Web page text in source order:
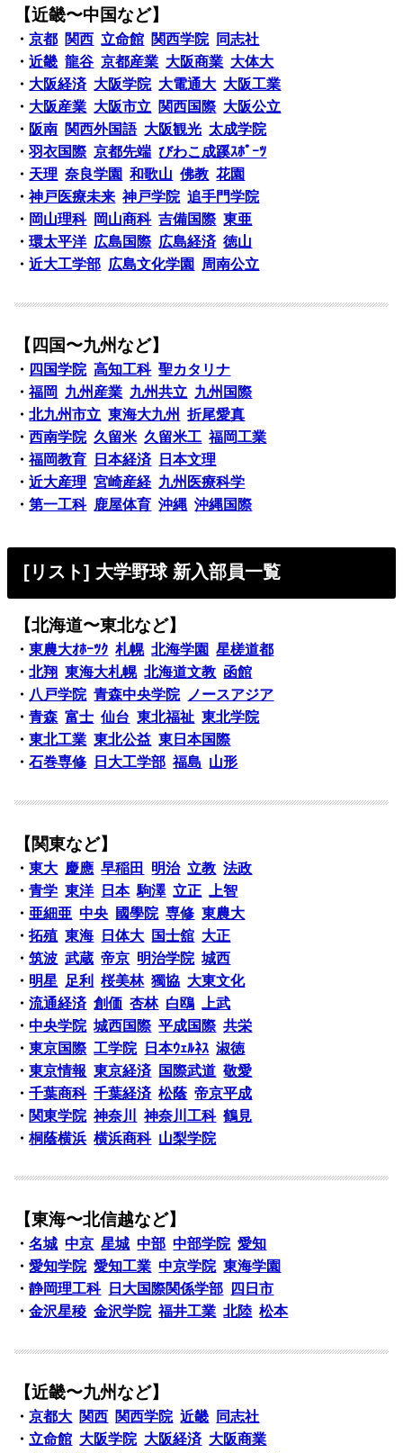
【近畿〜中国など】
・京都 関西 立命館 関西学院
同志社
・近畿 龍谷 京都産業 大阪商業 大体大
・ 大阪経済 大阪学院 大電通大 大阪工業
・ 大阪産業 大阪市立 関西国際 大阪公立
・ 阪南 関西外国語 大阪観光 太成学院
・羽衣国際 京都先端 びわこ成蹊ｽﾎﾟｰﾂ
・ 天理 奈良学園 和歌山 佛教 花園
・神戸医療未来 神戸学院 追手門学院
・ 岡山理科 岡山商科 吉備国際 東亜
・環太平洋 広島国際 広島経済 徳山
・近大工学部 広島文化学園 周南公立
【四国〜九州など】
・ 四国学院 高知工科 聖カタリナ
・福岡 九州産業 九州共立 九州国際
・北九州市立 東海大九州
折尾愛真
・西南学院 久留米 久留米工 福岡工業
・福岡教育 日本経済
日本文理
・近大産理 宮崎産経 九州医療科学
・第一工科 鹿屋体育 沖縄 沖縄国際
[リスト] 大学野球 新入部員一覧
【北海道〜東北など】
・東農大ｵﾎｰﾂｸ 札幌 北海学園
星槎道都
・北翔 東海大札幌 北海道文教 函館
・ 八戸学院 青森中央学院
ノースアジア
・青森 富士 仙台 東北福祉 東北学院
・東北工業 東北公益 東日本国際
・石巻専修 日大工学部 福島 山形
【関東など】
・東大 慶應 早稲田 明治 立教 法政
・青学 東洋 日本 駒澤 立正
上智
・ 亜細亜 中央 國學院 専修 東農大
・拓殖 東海 日体大 国士舘 大正
・筑波 武蔵 帝京 明治学院 城西
・ 明星 足利 桜美林 獨協 大東文化
・流通経済 創価 杏林 白鴎
上武
・中央学院 城西国際 平成国際 共栄
・東京国際 工学院 日本ｳｪﾙﾈｽ 淑徳
・東京情報 東京経済 国際武道 敬愛
・千葉商科 千葉経済 松蔭 帝京平成
・ 関東学院 神奈川 神奈川工科 鶴見
・桐蔭横浜 横浜商科 山梨学院
【東海〜北信越など】
・名城 中京 星城 中部 中部学院 愛知
・愛知学院 愛知工業 中京学院 東海学園
・静岡理工科 日大国際関係学部
四日市
・金沢星稜 金沢学院 福井工業 北陸 松本
【近畿〜九州など】
・京都大 関西 関西学院 近畿
同志社
・ 立命館 大阪学院 大阪経済 大阪商業